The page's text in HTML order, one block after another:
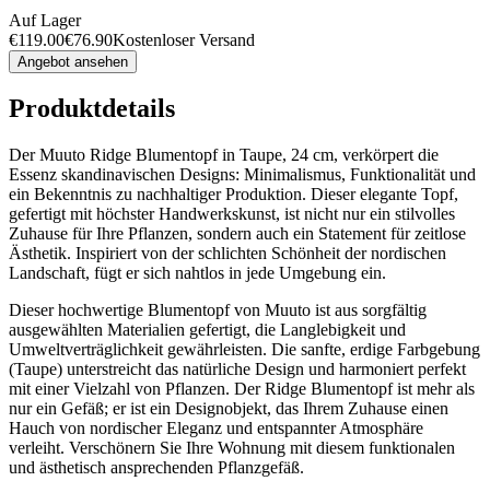
Auf Lager
€119.00€76.90Kostenloser Versand
Angebot ansehen
Produktdetails
Der Muuto Ridge Blumentopf in Taupe, 24 cm, verkörpert die
Essenz skandinavischen Designs: Minimalismus, Funktionalität und
ein Bekenntnis zu nachhaltiger Produktion. Dieser elegante Topf,
gefertigt mit höchster Handwerkskunst, ist nicht nur ein stilvolles
Zuhause für Ihre Pflanzen, sondern auch ein Statement für zeitlose
Ästhetik. Inspiriert von der schlichten Schönheit der nordischen
Landschaft, fügt er sich nahtlos in jede Umgebung ein.
Dieser hochwertige Blumentopf von Muuto ist aus sorgfältig
ausgewählten Materialien gefertigt, die Langlebigkeit und
Umweltverträglichkeit gewährleisten. Die sanfte, erdige Farbgebung
(Taupe) unterstreicht das natürliche Design und harmoniert perfekt
mit einer Vielzahl von Pflanzen. Der Ridge Blumentopf ist mehr als
nur ein Gefäß; er ist ein Designobjekt, das Ihrem Zuhause einen
Hauch von nordischer Eleganz und entspannter Atmosphäre
verleiht. Verschönern Sie Ihre Wohnung mit diesem funktionalen
und ästhetisch ansprechenden Pflanzgefäß.